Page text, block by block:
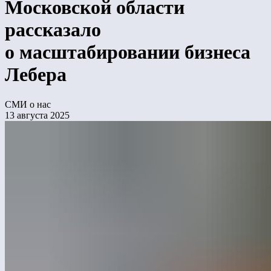
Московской области
рассказало
о масштабировании бизнеса
Лебера
СМИ о нас
13 августа 2025